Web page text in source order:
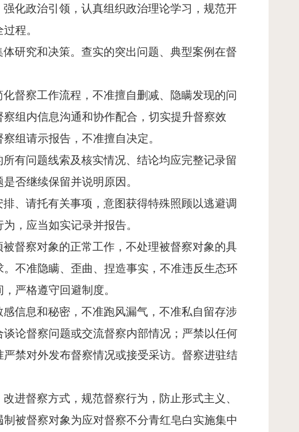
化政治引领，认真组织政治理论学习，规范开
程。
研究和决策。查实的突出问题、典型案例在督
督察工作流程，不准擅自删减、隐瞒发现的问
组内信息沟通和协作配合，切实提升督察效
组请示报告，不准擅自决定。
有问题线索及核实情况、结论均应完整记录留
否继续保留并说明原因。
、请托有关事项，意图获得特殊照顾以逃避调
，应当如实记录并报告。
督察对象的正常工作，不处理被督察对象的具
不准隐瞒、歪曲、捏造事实，不准违反生态环
严格遵守回避制度。
信息和秘密，不准跑风漏气，不准私自留存涉
论督察问题或交流督察内部情况；严禁以任何
禁对外发布督察情况或接受采访。督察进驻结
进督察方式，规范督察行为，防止形式主义、
被督察对象为应对督察不分青红皂白实施集中